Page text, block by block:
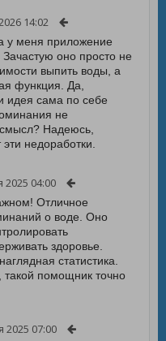
14:02
у меня приложение
оно просто не
выпить воды, а
функция. Да,
идея сама по себе
не
Надеюсь,
недоработки.
2025 04:00
Отличное
о воде. Оно
здоровье.
статистика.
такой помощник точно
2025 07:00